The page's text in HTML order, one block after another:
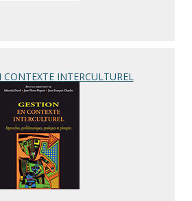
CONTEXTE INTERCULTUREL